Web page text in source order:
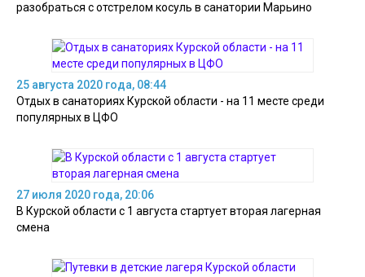
разобраться с отстрелом косуль в санатории Марьино
25 августа 2020 года, 08:44
Отдых в санаториях Курской области - на 11 месте среди
популярных в ЦФО
27 июля 2020 года, 20:06
В Курской области с 1 августа стартует вторая лагерная
смена